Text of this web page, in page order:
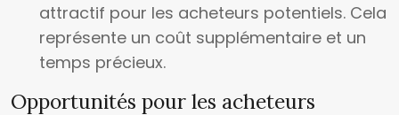
attractif pour les acheteurs potentiels. Cela
représente un coût supplémentaire et un
temps précieux.
Opportunités pour les acheteurs